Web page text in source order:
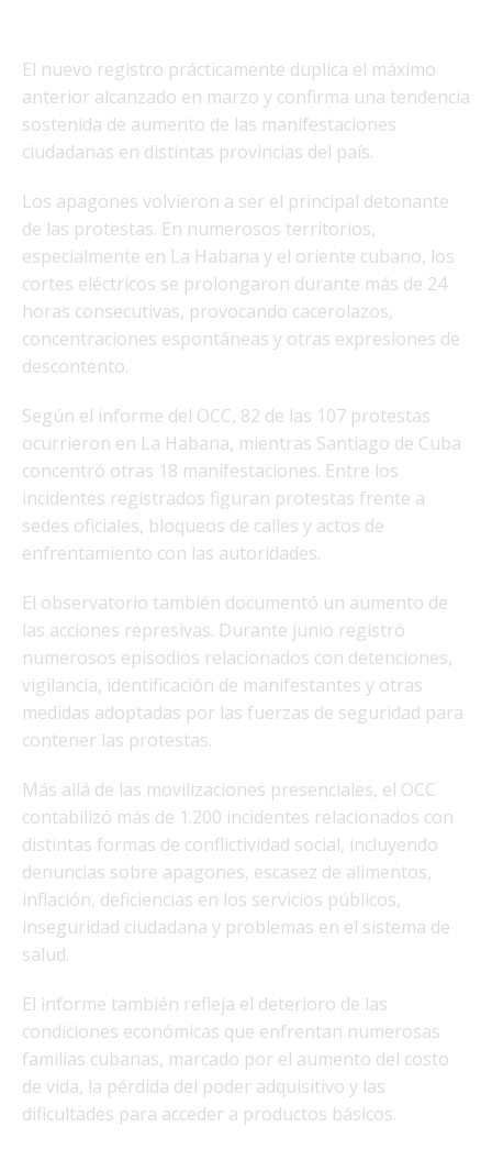
El nuevo registro prácticamente duplica el máximo
anterior alcanzado en marzo y confirma una tendencia
sostenida de aumento de las manifestaciones
ciudadanas en distintas provincias del país.
Los apagones volvieron a ser el principal detonante
de las protestas. En numerosos territorios,
especialmente en La Habana y el oriente cubano, los
cortes eléctricos se prolongaron durante más de 24
horas consecutivas, provocando cacerolazos,
concentraciones espontáneas y otras expresiones de
descontento.
Según el informe del OCC, 82 de las 107 protestas
ocurrieron en La Habana, mientras Santiago de Cuba
concentró otras 18 manifestaciones. Entre los
incidentes registrados figuran protestas frente a
sedes oficiales, bloqueos de calles y actos de
enfrentamiento con las autoridades.
El observatorio también documentó un aumento de
las acciones represivas. Durante junio registró
numerosos episodios relacionados con detenciones,
vigilancia, identificación de manifestantes y otras
medidas adoptadas por las fuerzas de seguridad para
contener las protestas.
Más allá de las movilizaciones presenciales, el OCC
contabilizó más de 1.200 incidentes relacionados con
distintas formas de conflictividad social, incluyendo
denuncias sobre apagones, escasez de alimentos,
inflación, deficiencias en los servicios públicos,
inseguridad ciudadana y problemas en el sistema de
salud.
El informe también refleja el deterioro de las
condiciones económicas que enfrentan numerosas
familias cubanas, marcado por el aumento del costo
de vida, la pérdida del poder adquisitivo y las
dificultades para acceder a productos básicos.